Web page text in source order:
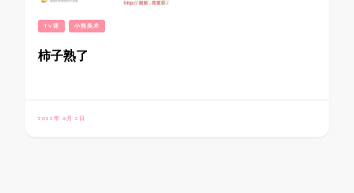
TV课 小熊美术
柿子熟了
2022年 9月 2日